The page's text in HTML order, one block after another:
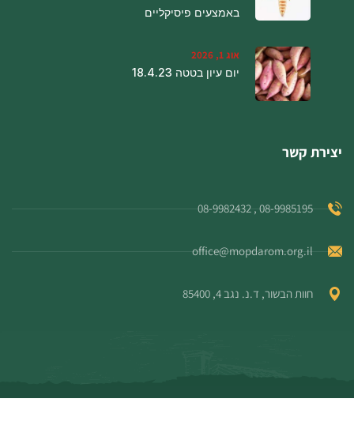
באמצעים פיסיקליים
אוג 1, 2026
יום עיון בטטה 18.4.23
יצירת קשר
08-9985195 , 08-9982432
office@mopdarom.org.il
חוות הבשור, ד.נ. נגב 4, 85400